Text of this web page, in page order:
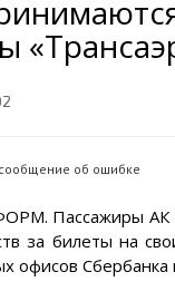
Песни
Визит
об ошибке
Пассажиры АК
за билеты на
офисов Сбербанка